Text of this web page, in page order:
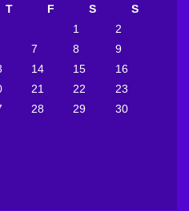
T F S
S
1
2
7 8
9
14 15
16
21 22
23
28 29
30